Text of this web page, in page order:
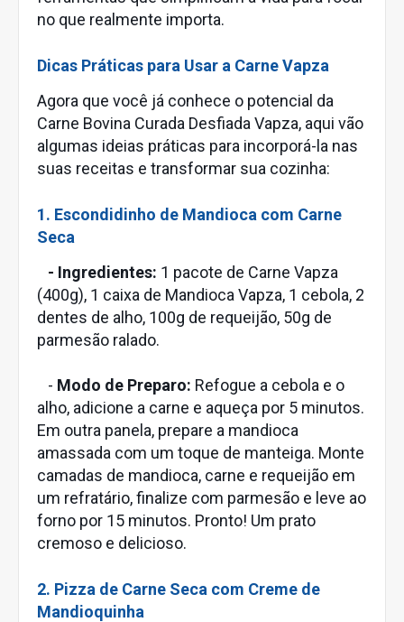
no que realmente importa.
Dicas Práticas para Usar a Carne Vapza
Agora que você já conhece o potencial da
Carne Bovina Curada Desfiada Vapza, aqui vão
algumas ideias práticas para incorporá-la nas
suas receitas e transformar sua cozinha:
1. Escondidinho de Mandioca com Carne
Seca
- Ingredientes: 1 pacote de Carne Vapza
(400g), 1 caixa de Mandioca Vapza, 1 cebola, 2
dentes de alho, 100g de requeijão, 50g de
parmesão ralado.
- Modo de Preparo: Refogue a cebola e o
alho, adicione a carne e aqueça por 5 minutos.
Em outra panela, prepare a mandioca
amassada com um toque de manteiga. Monte
camadas de mandioca, carne e requeijão em
um refratário, finalize com parmesão e leve ao
forno por 15 minutos. Pronto! Um prato
cremoso e delicioso.
2. Pizza de Carne Seca com Creme de
Mandioquinha